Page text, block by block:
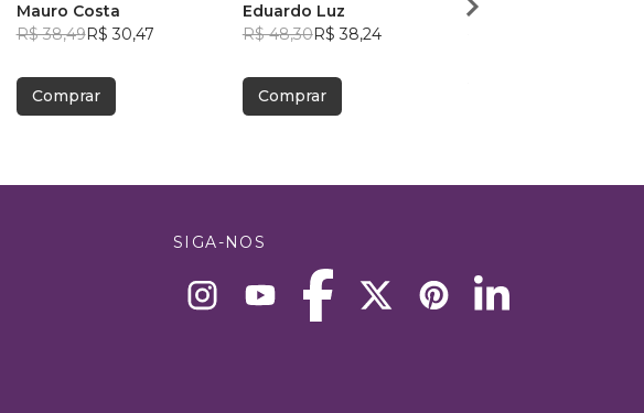
Mauro Costa
R$ 38,49R$ 30,47
Comprar
Eduardo Luz
R$ 48,30R$ 38,24
Comprar
Monique Carvalho
SIGA-NOS